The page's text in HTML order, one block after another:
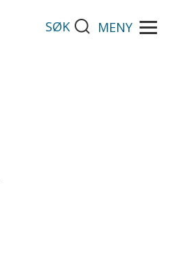
SØK MENY